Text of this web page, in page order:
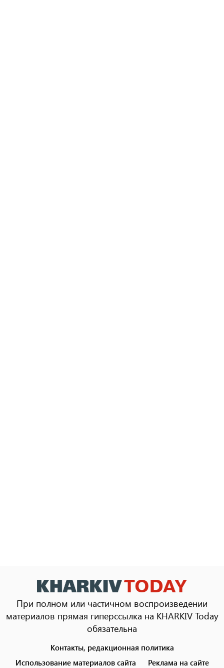
При полном или частичном воспроизведении
материалов прямая гиперссылка на KHARKIV Today
обязательна
menu
Контакты, редакционная политика
Использование материалов сайта
Реклама на сайте